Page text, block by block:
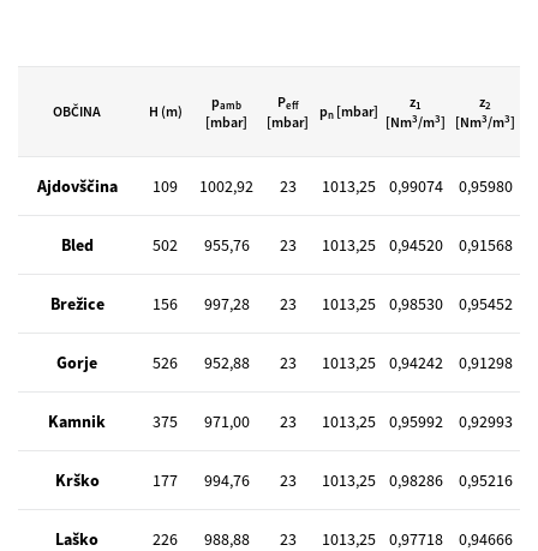
OBČINA H (m)
pamb
[mbar]
Peff
[mbar]
pn [mbar]
z1
[Nm3/m3]
z2
[Nm3/m3]
Ajdovščina 109 1002,92 23 1013,25 0,99074 0,95980
Bled 502 955,76 23 1013,25 0,94520 0,91568
Brežice 156 997,28 23 1013,25 0,98530 0,95452
Gorje 526 952,88 23 1013,25 0,94242 0,91298
Kamnik 375 971,00 23 1013,25 0,95992 0,92993
Krško 177 994,76 23 1013,25 0,98286 0,95216
Laško 226 988,88 23 1013,25 0,97718 0,94666